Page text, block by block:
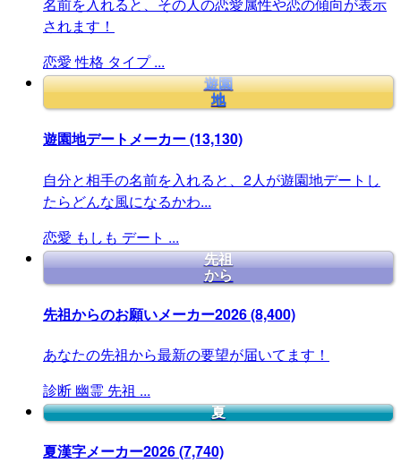
されます！
恋愛 性格 タイプ ...
遊園
地
遊園地デートメーカー(13,130)
自分と相手の名前を入れると、2人が遊園地デートし
たらどんな風になるかわ...
恋愛 もしも デート ...
先祖
から
先祖からのお願いメーカー2026(8,400)
あなたの先祖から最新の要望が届いてます！
診断 幽霊 先祖 ...
夏
夏漢字メーカー2026(7,740)